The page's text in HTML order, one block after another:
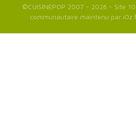
©CUISINEPOP 2007 - 2026 - Site
communautaire maintenu par